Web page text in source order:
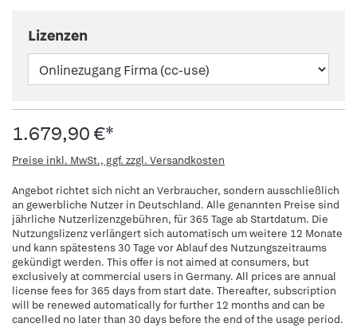
Lizenzen
1.679,90 €*
Preise inkl. MwSt., ggf. zzgl. Versandkosten
Angebot richtet sich nicht an Verbraucher, sondern ausschließlich
an gewerbliche Nutzer in Deutschland. Alle genannten Preise sind
jährliche Nutzerlizenzgebühren, für 365 Tage ab Startdatum. Die
Nutzungslizenz verlängert sich automatisch um weitere 12 Monate
und kann spätestens 30 Tage vor Ablauf des Nutzungszeitraums
gekündigt werden. This offer is not aimed at consumers, but
exclusively at commercial users in Germany. All prices are annual
license fees for 365 days from start date. Thereafter, subscription
will be renewed automatically for further 12 months and can be
cancelled no later than 30 days before the end of the usage period.